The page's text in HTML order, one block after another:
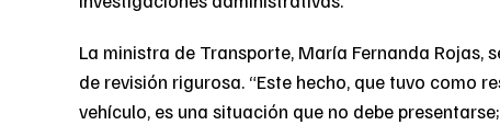
La ministra de Transporte, María Fernanda
de revisión rigurosa. “Este hecho, que tuvo como
vehículo, es una situación que no debe